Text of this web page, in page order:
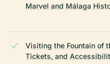
Marvel and Málaga
Visiting the Fountain of
Tickets, and